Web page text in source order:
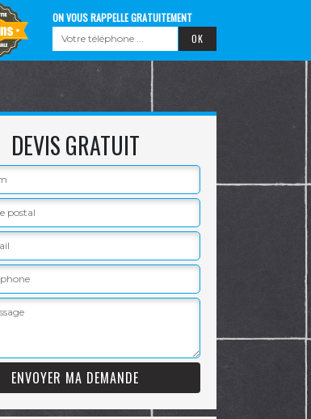
ON VOUS RAPPELLE GRATUITEMENT
DEVIS GRATUIT